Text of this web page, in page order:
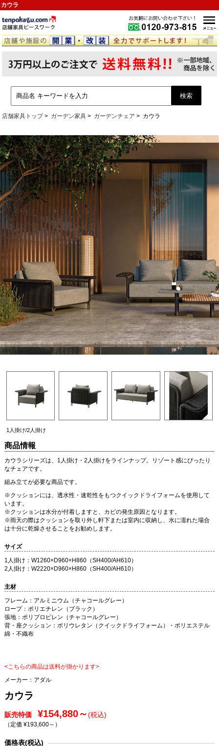
カウラ
店舗家具トップ ガーデン家具 ガーデンチェア カウラ
1人掛け/2人掛け
商品情報
カウラシリーズは、1人掛け・2人掛けをラインナップ。リゾート感にぴったり
なチェアです。
組み立てが必要な商品です。
※クッションには、透水性・速乾性をもつクイックドライフォームを使用して
います。
※クッションは水分が付着しますと、カビの発生原因となります。
※雨天の際はクッションを取り外し軒下または室内に収納し、水に濡れた場合
は十分に乾燥させることをお勧めします。
サイズ
1人掛け：W1260×D960×H860（SH400/AH610）
2人掛け：W2220×D960×H860（SH400/AH610）
主材
フレーム：アルミニウム（チャコールグレー）
ロープ：ポリエチレン（ブラック）
張地：ポリプロピレン（チャコールグレー）
背・座クッション：ポリウレタン（クイックドライフォーム）・ポリエステル
綿・不織布
<こちらの商品は送料が掛かります>
メーカー： アダル
カウラ
販売特価 ¥154,880～(税込)
（定価 ¥193,600～ ）
価格表(税込)